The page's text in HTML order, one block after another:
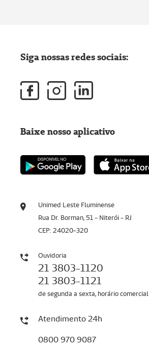
Unimed Leste Fluminense
Rua Dr. Borman, 51 - Niterói - RJ
CEP: 24020-320
Ouvidoria
21 3803-1120
21 3803-1121
de segunda a sexta, horário comercial
Atendimento 24h
0800 970 9087
Siga nossas redes sociais:
Baixe nosso aplicativo